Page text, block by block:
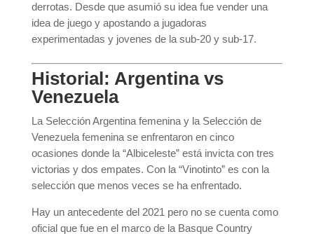
derrotas. Desde que asumió su idea fue vender una
idea de juego y apostando a jugadoras
experimentadas y jovenes de la sub-20 y sub-17.
Historial: Argentina vs
Venezuela
La Selección Argentina femenina y la Selección de
Venezuela femenina se enfrentaron en cinco
ocasiones donde la “Albiceleste” está invicta con tres
victorias y dos empates. Con la “Vinotinto” es con la
selección que menos veces se ha enfrentado.
Hay un antecedente del 2021 pero no se cuenta como
oficial que fue en el marco de la Basque Country